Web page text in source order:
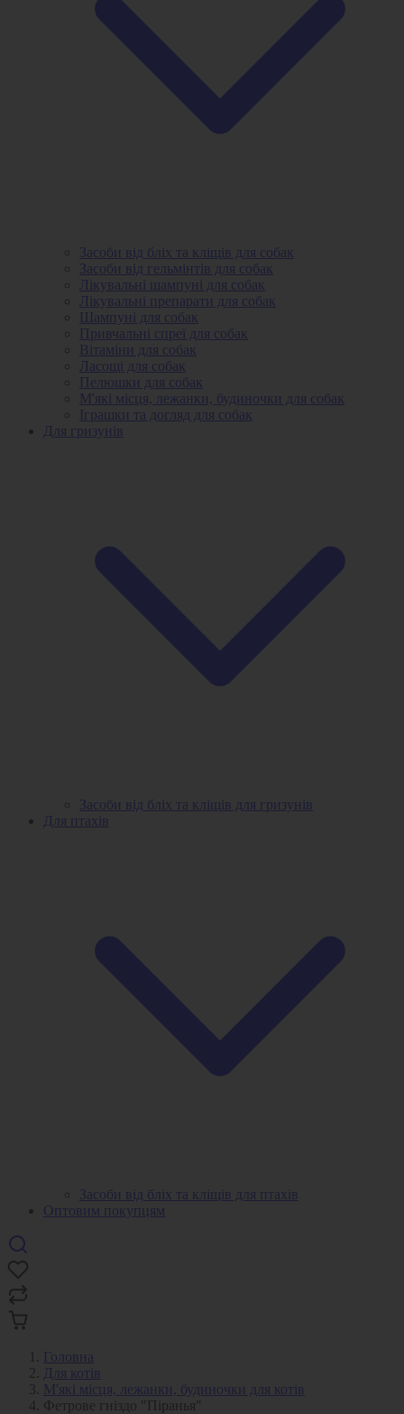
Засоби від бліх та кліщів для собак
Засоби від гельмінтів для собак
Лікувальні шампуні для собак
Лікувальні препарати для собак
Шампуні для собак
Привчальні спреї для собак
Вітаміни для собак
Ласощі для собак
Пелюшки для собак
М'які місця, лежанки, будиночки для собак
Іграшки та догляд для собак
Для гризунів
Засоби від бліх та кліщів для гризунів
Для птахів
Засоби від бліх та кліщів для птахів
Оптовим покупцям
Головна
Для котів
М'які місця, лежанки, будиночки для котів
Фетрове гніздо "Піранья"